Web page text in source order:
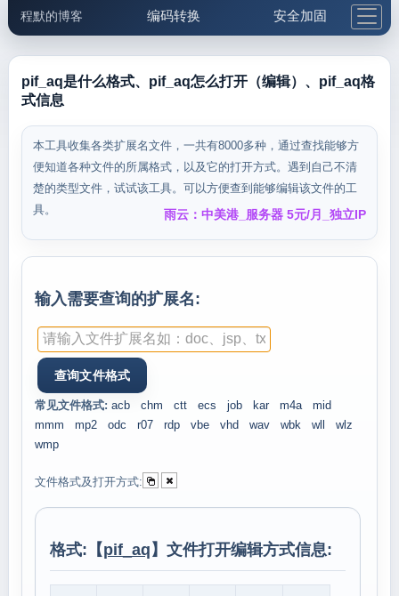
程默的博客 编码转换 安全加固
邮件工具 生活便民 更多工具
pif_aq是什么格式、pif_aq怎么打开（编辑）、pif_aq格
式信息
本工具收集各类扩展名文件，一共有8000多种，通过查找能够方
便知道各种文件的所属格式，以及它的打开方式。遇到自己不清
楚的类型文件，试试该工具。可以方便查到能够编辑该文件的工
具。
雨云：中美港_服务器 5元/月_独立IP
输入需要查询的扩展名:
常见文件格式: acb chm ctt ecs job kar m4a
mid
mmm
mp2 odc r07 rdp vbe vhd wav wbk wll
wlz
wmp
文件格式及打开方式:
格式:【pif_aq 】文件打开编辑方式信息: